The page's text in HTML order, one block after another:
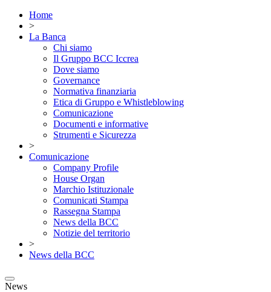
Home
>
La Banca
Chi siamo
Il Gruppo BCC Iccrea
Dove siamo
Governance
Normativa finanziaria
Etica di Gruppo e Whistleblowing
Comunicazione
Documenti e informative
Strumenti e Sicurezza
>
Comunicazione
Company Profile
House Organ
Marchio Istituzionale
Comunicati Stampa
Rassegna Stampa
News della BCC
Notizie del territorio
>
News della BCC
News